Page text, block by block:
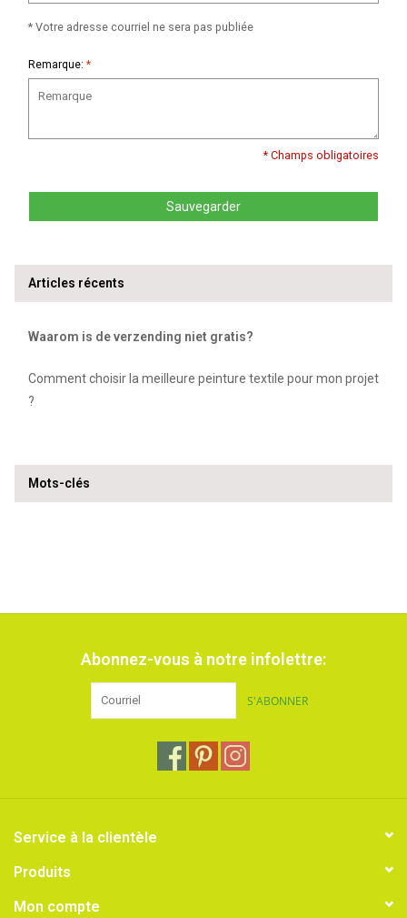
* Votre adresse courriel ne sera pas publiée
Remarque: *
* Champs obligatoires
Sauvegarder
Articles récents
Waarom is de verzending niet gratis?
Comment choisir la meilleure peinture textile pour mon projet
?
Mots-clés
Abonnez-vous à notre infolettre:
S'ABONNER
Service à la clientèle
Produits
Mon compte